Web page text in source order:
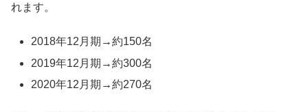
れます。
2018年12月期→約150名
2019年12月期→約300名
2020年12月期→約270名